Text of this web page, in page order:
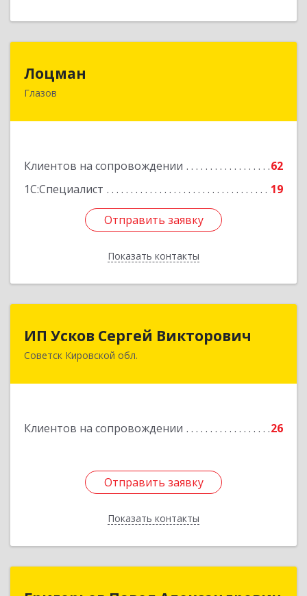
Лоцман
Глазов
Клиентов на сопровождении
62
1С:Специалист
19
Отправить заявку
Показать контакты
427620, Удмуртская Респ, Глазов г, Сибирская
Отправить заявку
Назад
ИП Усков Сергей Викторович
Советск Кировской обл.
Клиентов на сопровождении 26
Отправить заявку
Показать контакты
ИП Усков Сергей Викторович
613340, Кировская обл, Советск г, Дружбы ул,
Отправить заявку
Назад